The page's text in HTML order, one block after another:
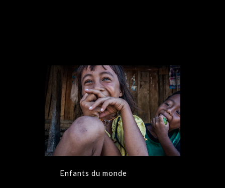
Enfants du monde
BOOK,CHILDREN
Enfants du monde